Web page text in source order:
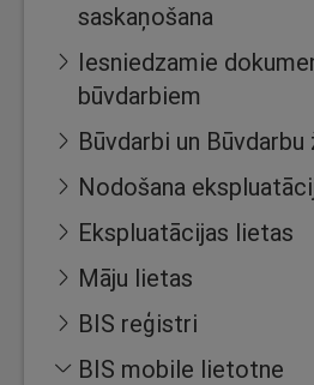
saskaņošana
Iesniedzamie
būvdarbiem
Būvdarbi un Būvdarbu
Nodošana
Ekspluatācijas lietas
Māju lietas
BIS reģistri
BIS mobile lietotne